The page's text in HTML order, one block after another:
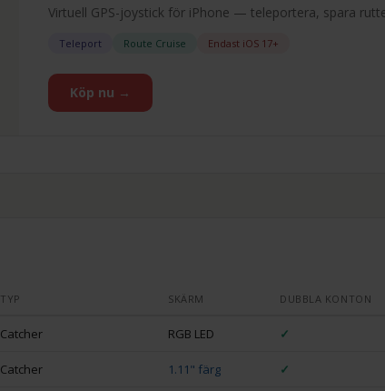
Virtuell GPS-joystick för iPhone — teleportera, spara
Teleport Route Cruise Endast iOS 17+
Köp nu →
TYP SKÄRM DUBBLA KONTON
Catcher RGB LED ✓
Catcher 1.11" färg ✓